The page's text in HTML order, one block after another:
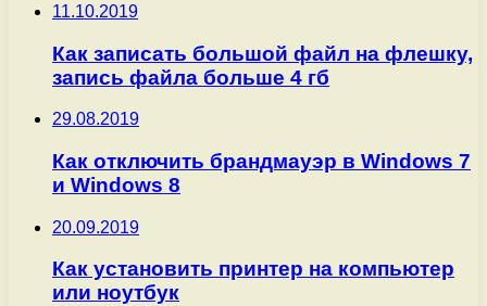
11.10.2019
Как записать большой файл на флешку,
запись файла больше 4 гб
29.08.2019
Как отключить брандмауэр в Windows 7
и Windows 8
20.09.2019
Как установить принтер на компьютер
или ноутбук